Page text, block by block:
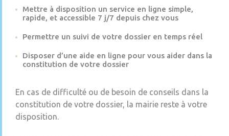
Mettre à disposition un service en ligne simple,
rapide, et accessible 7 j/7 depuis chez vous
Permettre un suivi de votre dossier en temps réel
Disposer d’une aide en ligne pour vous aider dans la
constitution de votre dossier
En cas de difficulté ou de besoin de conseils dans la
constitution de votre dossier, la mairie reste à votre
disposition.